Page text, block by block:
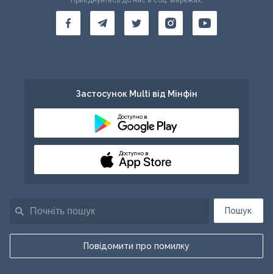
Пошук
Повідомити про помилку
Застосунок Multi від Мінфін
Доступно в
Доступно в